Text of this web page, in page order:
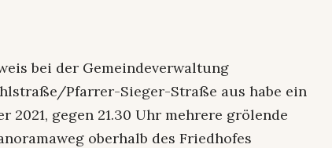
bei der Gemeindeverwaltung
Pfarrer-Sieger-Straße aus habe ein
2021, gegen 21.30 Uhr mehrere grölende
oberhalb des Friedhofes